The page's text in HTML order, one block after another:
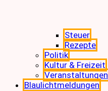
Steuer
Rezepte
Politik
Kultur & Freizeit
Veranstaltungen
Blaulichtmeldungen